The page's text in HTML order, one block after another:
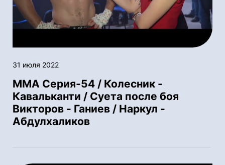
31 июля 2022
ММА Серия-54 / Колесник -
Кавальканти / Суета после боя
Викторов - Ганиев / Наркул -
Абдулхаликов